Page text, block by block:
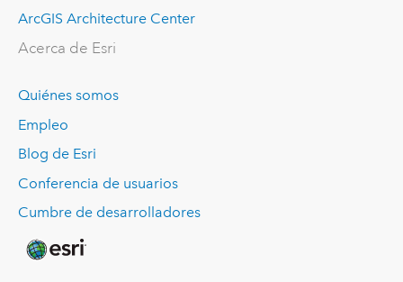
ArcGIS Architecture Center
Acerca de Esri
Quiénes somos
Empleo
Blog de Esri
Conferencia de usuarios
Cumbre de desarrolladores